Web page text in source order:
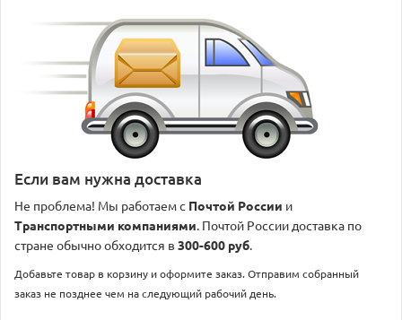
Если вам нужна доставка
Не проблема! Мы работаем с Почтой России и
Транспортными компаниями. Почтой России доставка по
стране обычно обходится в 300-600 руб.
Добавьте товар в корзину и оформите заказ. Отправим собранный
заказ не позднее чем на следующий рабочий день.